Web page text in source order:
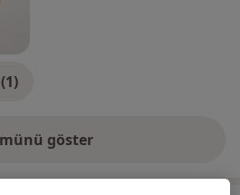
göster
deneyim hakkında